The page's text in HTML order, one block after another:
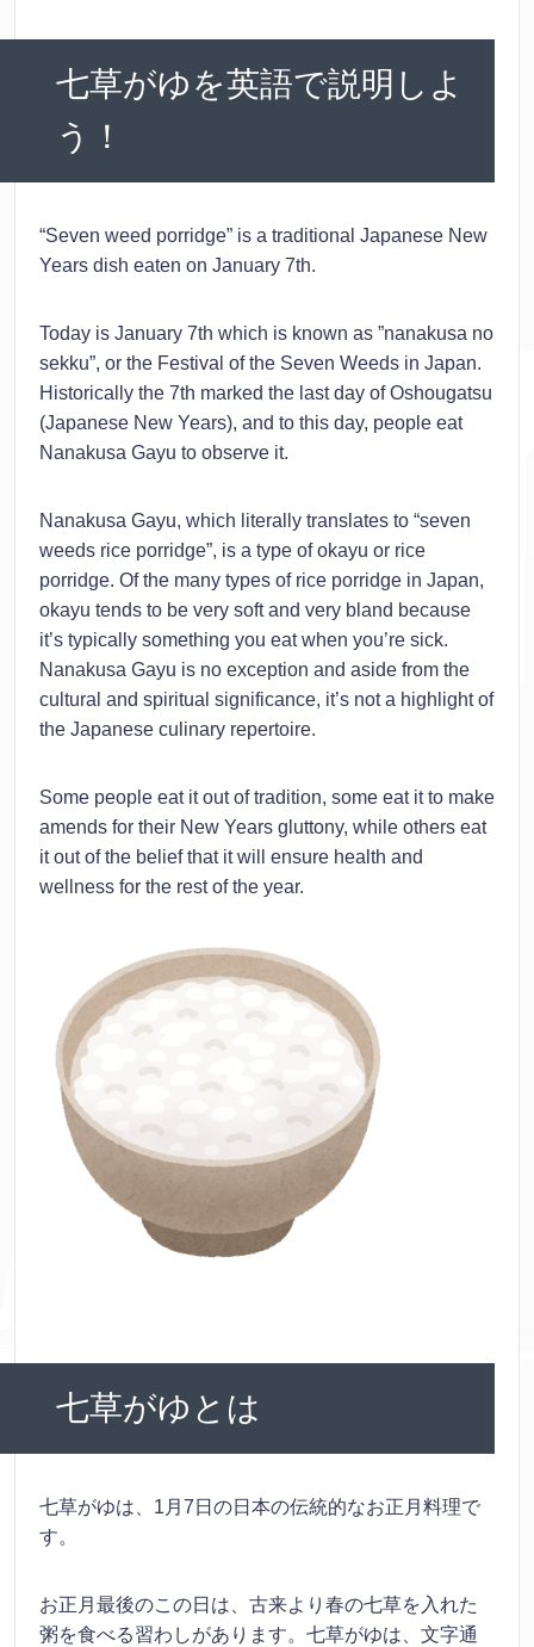
七草がゆを英語で説明しよ
う！
“Seven weed porridge” is a traditional Japanese New
Years dish eaten on January 7th.
Today is January 7th which is known as ”nanakusa no
sekku”, or the Festival of the Seven Weeds in Japan.
Historically the 7th marked the last day of Oshougatsu
(Japanese New Years), and to this day, people eat
Nanakusa Gayu to observe it.
Nanakusa Gayu, which literally translates to “seven
weeds rice porridge”, is a type of okayu or rice
porridge. Of the many types of rice porridge in Japan,
okayu tends to be very soft and very bland because
it’s typically something you eat when you’re sick.
Nanakusa Gayu is no exception and aside from the
cultural and spiritual significance, it’s not a highlight of
the Japanese culinary repertoire.
Some people eat it out of tradition, some eat it to make
amends for their New Years gluttony, while others eat
it out of the belief that it will ensure health and
wellness for the rest of the year.
七草がゆとは
七草がゆは、1月7日の日本の伝統的なお正月料理で
す。
お正月最後のこの日は、古来より春の七草を入れた
粥を食べる習わしがあります。七草がゆは、文字通